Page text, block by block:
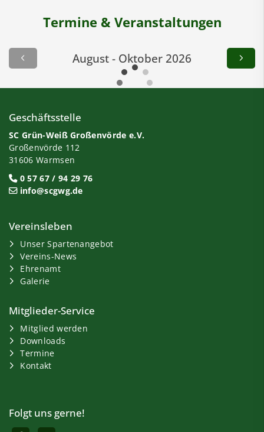
Termine & Veranstaltungen
August - Oktober 2026
Geschäftsstelle
SC Grün-Weiß Großenvörde e.V.
Großenvörde 112
31606 Warmsen
0 57 67 / 94 29 76
info@scgwg.de
Vereinsleben
Unser Spartenangebot
Vereins-News
Ehrenamt
Galerie
Mitglieder-Service
Mitglied werden
Downloads
Termine
Kontakt
Folgt uns gerne!